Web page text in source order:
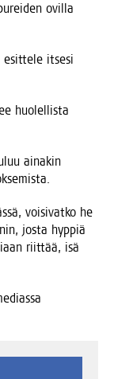
ovil­la
esit­te­le itse­si
huo­lel­lis­ta
aina­kin
voi­si­vat­ko he
jos­ta hyp­piä
riit­tää, isä